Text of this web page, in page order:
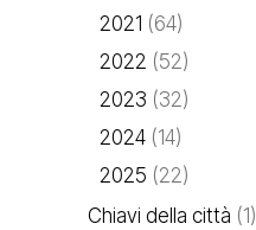
2021 (64)
2022 (52)
2023 (32)
2024 (14)
2025 (22)
Chiavi della città (1)